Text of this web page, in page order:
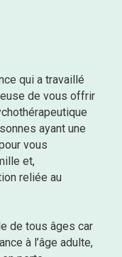
qui a travaillé
de vous offrir
ayant une
vous
et,
reliée au
de tous âges car
à l’âge adulte,